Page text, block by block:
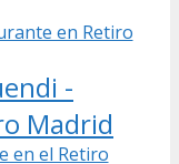
-
Madrid